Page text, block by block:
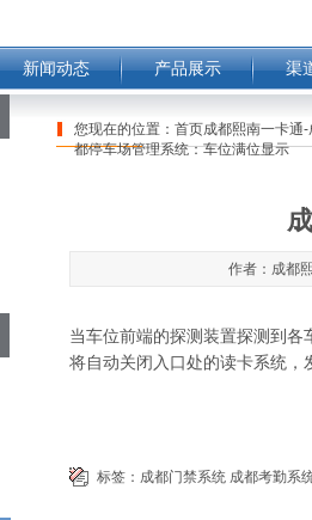
新闻动态 产品展示 渠
您现在的位置： 首页成都熙南一卡通
都停车场管理系统：车位满位显示
作者：成都
当车位前端的探测装置探测到各
将自动关闭入口处的读卡系统
标签： 成都门禁系统 成都考勤系